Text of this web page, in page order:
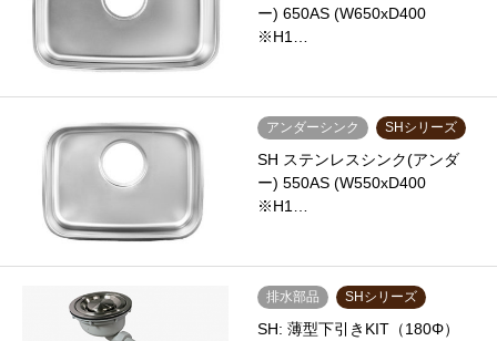
ー) 650AS (W650xD400
※H1…
アンダーシンク SHシリーズ
SH ステンレスシンク(アンダ
ー) 550AS (W550xD400
※H1…
排水部品 SHシリーズ
SH: 薄型下引きKIT（180Φ）